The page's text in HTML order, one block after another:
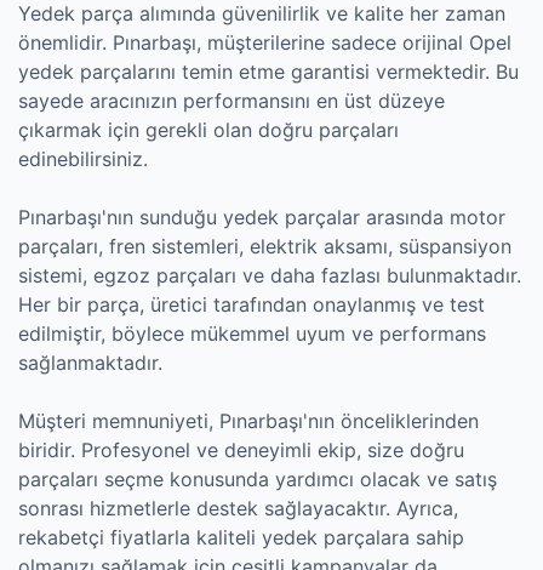
Yedek parça alımında güvenilirlik ve kalite her zaman
önemlidir. Pınarbaşı, müşterilerine sadece orijinal Opel
yedek parçalarını temin etme garantisi vermektedir. Bu
sayede aracınızın performansını en üst düzeye
çıkarmak için gerekli olan doğru parçaları
edinebilirsiniz.
Pınarbaşı'nın sunduğu yedek parçalar arasında motor
parçaları, fren sistemleri, elektrik aksamı, süspansiyon
sistemi, egzoz parçaları ve daha fazlası bulunmaktadır.
Her bir parça, üretici tarafından onaylanmış ve test
edilmiştir, böylece mükemmel uyum ve performans
sağlanmaktadır.
Müşteri memnuniyeti, Pınarbaşı'nın önceliklerinden
biridir. Profesyonel ve deneyimli ekip, size doğru
parçaları seçme konusunda yardımcı olacak ve satış
sonrası hizmetlerle destek sağlayacaktır. Ayrıca,
rekabetçi fiyatlarla kaliteli yedek parçalara sahip